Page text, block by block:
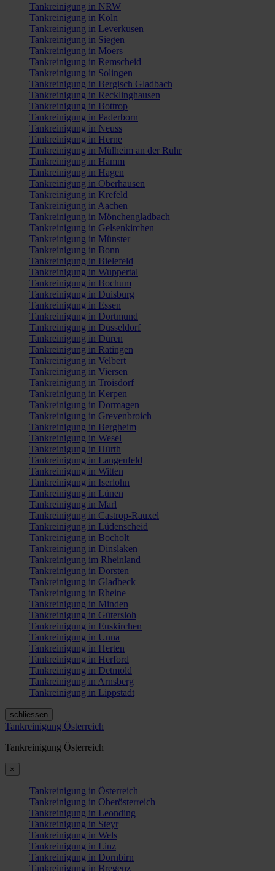
Tankreinigung in NRW
Tankreinigung in Köln
Tankreinigung in Leverkusen
Tankreinigung in Siegen
Tankreinigung in Moers
Tankreinigung in Remscheid
Tankreinigung in Solingen
Tankreinigung in Bergisch Gladbach
Tankreinigung in Recklinghausen
Tankreinigung in Bottrop
Tankreinigung in Paderborn
Tankreinigung in Neuss
Tankreinigung in Herne
Tankreinigung in Mülheim an der Ruhr
Tankreinigung in Hamm
Tankreinigung in Hagen
Tankreinigung in Oberhausen
Tankreinigung in Krefeld
Tankreinigung in Aachen
Tankreinigung in Mönchengladbach
Tankreinigung in Gelsenkirchen
Tankreinigung in Münster
Tankreinigung in Bonn
Tankreinigung in Bielefeld
Tankreinigung in Wuppertal
Tankreinigung in Bochum
Tankreinigung in Duisburg
Tankreinigung in Essen
Tankreinigung in Dortmund
Tankreinigung in Düsseldorf
Tankreinigung in Düren
Tankreinigung in Ratingen
Tankreinigung in Velbert
Tankreinigung in Viersen
Tankreinigung in Troisdorf
Tankreinigung in Kerpen
Tankreinigung in Dormagen
Tankreinigung in Grevenbroich
Tankreinigung in Bergheim
Tankreinigung in Wesel
Tankreinigung in Hürth
Tankreinigung in Langenfeld
Tankreinigung in Witten
Tankreinigung in Iserlohn
Tankreinigung in Lünen
Tankreinigung in Marl
Tankreinigung in Castrop-Rauxel
Tankreinigung in Lüdenscheid
Tankreinigung in Bocholt
Tankreinigung in Dinslaken
Tankreinigung im Rheinland
Tankreinigung in Dorsten
Tankreinigung in Gladbeck
Tankreinigung in Rheine
Tankreinigung in Minden
Tankreinigung in Gütersloh
Tankreinigung in Euskirchen
Tankreinigung in Unna
Tankreinigung in Herten
Tankreinigung in Herford
Tankreinigung in Detmold
Tankreinigung in Arnsberg
Tankreinigung in Lippstadt
schliessen
Tankreinigung Österreich
Tankreinigung Österreich
×
Tankreinigung in Österreich
Tankreinigung in Oberösterreich
Tankreinigung in Leonding
Tankreinigung in Steyr
Tankreinigung in Wels
Tankreinigung in Linz
Tankreinigung in Dornbirn
Tankreinigung in Bregenz